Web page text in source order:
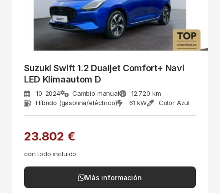
Suzuki Swift 1.2 Dualjet Comfort+ Navi
LED Klimaautom D
10-2024 Cambio manual
12.720 km
Híbrido (gasolina/eléctrico)
61 kW Color Azul
23.802 €
con todo incluido
Más información